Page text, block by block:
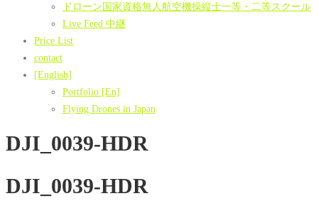
ドローン国家資格無人航空機操縦士一等・二等スクール
Live Feed 中継
Price List
contact
[English]
Portfolio [En]
Flying Drones in Japan
DJI_0039-HDR
DJI_0039-HDR